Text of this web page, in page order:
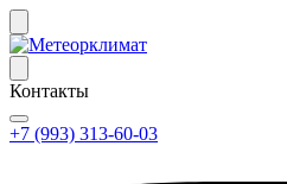
Контакты
+7 (993) 313-60-03